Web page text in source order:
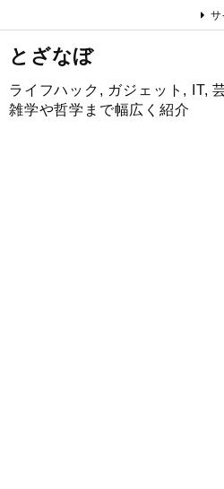
とざなぼ
ライフハック, ガジェット, IT,
雑学や哲学まで幅広く紹介
サ